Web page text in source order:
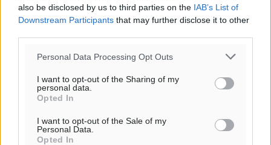
also be disclosed by us to third parties on the IAB’s List of
Downstream Participants that may further disclose it to other
Personal Data Processing Opt Outs
I want to opt-out of the Sharing of my
personal data.
Opted In
I want to opt-out of the Sale of my
Personal Data.
Opted In